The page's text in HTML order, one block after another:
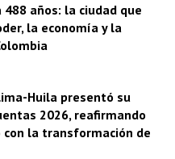
años: la ciudad que
la economía y la
Huila presentó su
2026, reafirmando
con la transformación de